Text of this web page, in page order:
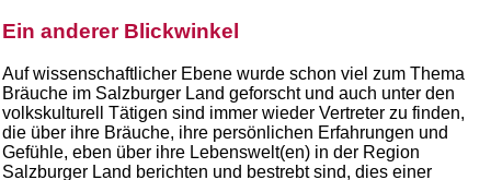
Ein anderer Blickwinkel
Auf wissenschaftlicher Ebene wurde schon viel zum Thema
Bräuche im Salzburger Land geforscht und auch unter den
volkskulturell Tätigen sind immer wieder Vertreter zu finden,
die über ihre Bräuche, ihre persönlichen Erfahrungen und
Gefühle, eben über ihre Lebenswelt(en) in der Region
Salzburger Land berichten und bestrebt sind, dies einer